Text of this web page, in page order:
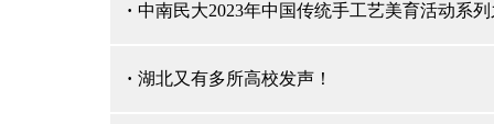
· 中南民大2023年中国传统手工艺美育活动系
· 湖北又有多所高校发声！